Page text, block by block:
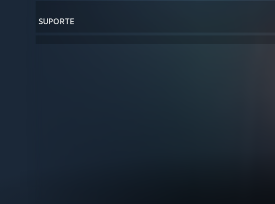
SUPORTE